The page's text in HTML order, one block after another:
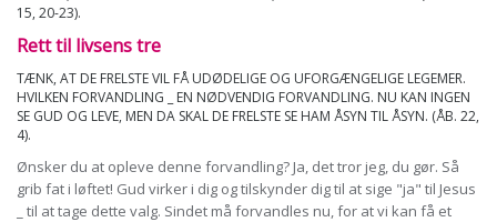
15, 20-23).
Rett til livsens tre
TÆNK, AT DE FRELSTE VIL FÅ UDØDELIGE OG UFORGÆNGELIGE LEGEMER.
HVILKEN FORVANDLING _ EN NØDVENDIG FORVANDLING. NU KAN INGEN
SE GUD OG LEVE, MEN DA SKAL DE FRELSTE SE HAM ÅSYN TIL ÅSYN. (ÅB. 22,
4).
Ønsker du at opleve denne forvandling? Ja, det tror jeg, du gør. Så
grib fat i løftet! Gud virker i dig og tilskynder dig til at sige "ja" til Jesus
_ til at tage dette valg. Sindet må forvandles nu, for at vi kan få et